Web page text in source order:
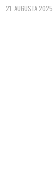
21. AUGUSTA 2025